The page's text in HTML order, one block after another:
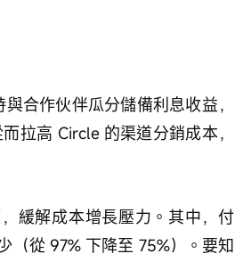
合作伙伴瓜分儲備利息收益，
拉高 Circle 的渠道分銷成本，
緩解成本增長壓力。其中，付
（從 97% 下降至 75%）。要知